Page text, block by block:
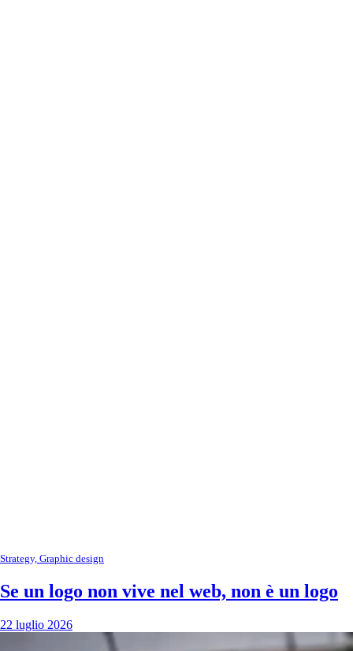
Strategy, Graphic design
Se un logo non vive nel web, non è un logo
22 luglio 2026